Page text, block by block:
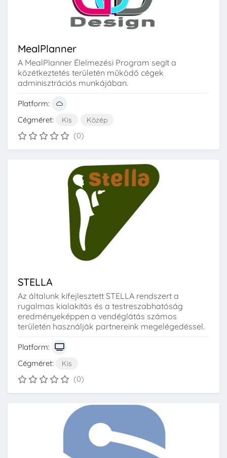
MealPlanner
A MealPlanner Élelmezési Program segít a
közétkeztetés területén működő cégek
adminisztrációs munkájában.
Platform:
Cégméret:
Kis Közép
(0)
STELLA
Az általunk kifejlesztett STELLA rendszert a
rugalmas kialakítás és a testreszabhatóság
eredményeképpen a vendéglátás számos
területén használják partnereink megelégedéssel.
Platform:
Cégméret:
Kis
(0)